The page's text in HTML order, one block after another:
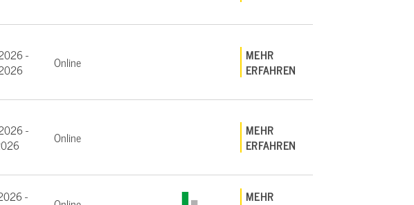
-
Online
MEHR
ERFAHREN
-
Online
MEHR
ERFAHREN
-
MEHR